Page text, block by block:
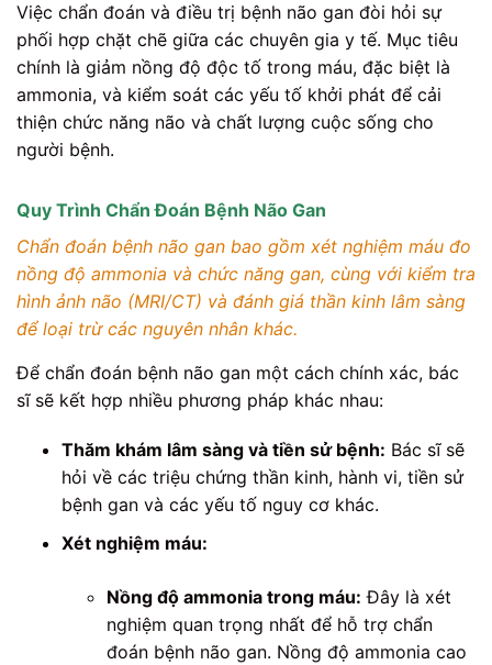
Việc chẩn đoán và điều trị bệnh não gan đòi hỏi sự
phối hợp chặt chẽ giữa các chuyên gia y tế. Mục tiêu
chính là giảm nồng độ độc tố trong máu, đặc biệt là
ammonia, và kiểm soát các yếu tố khởi phát để cải
thiện chức năng não và chất lượng cuộc sống cho
người bệnh.
Quy Trình Chẩn Đoán Bệnh Não Gan
Chẩn đoán bệnh não gan bao gồm xét nghiệm máu đo
nồng độ ammonia và chức năng gan, cùng với kiểm tra
hình ảnh não (MRI/CT) và đánh giá thần kinh lâm sàng
để loại trừ các nguyên nhân khác.
Để chẩn đoán bệnh não gan một cách chính xác, bác
sĩ sẽ kết hợp nhiều phương pháp khác nhau:
Thăm khám lâm sàng và tiền sử bệnh: Bác sĩ sẽ
hỏi về các triệu chứng thần kinh, hành vi, tiền sử
bệnh gan và các yếu tố nguy cơ khác.
Xét nghiệm máu:
Nồng độ ammonia trong máu: Đây là xét
nghiệm quan trọng nhất để hỗ trợ chẩn
đoán bệnh não gan. Nồng độ ammonia cao